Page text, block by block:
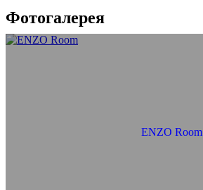
Фотогалерея
ENZO Room